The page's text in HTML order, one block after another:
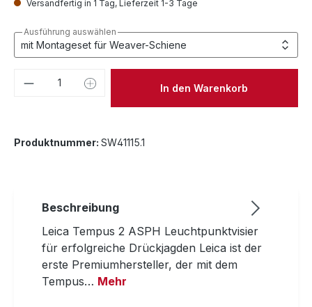
Versandfertig in 1 Tag, Lieferzeit 1-3 Tage
Ausführung auswählen
Produkt Anzahl: Gib denIn den Warenkorb
Produktnummer: SW41115.1
Beschreibung
Leica Tempus 2 ASPH Leuchtpunktvisier
für erfolgreiche Drückjagden Leica ist der
erste Premiumhersteller, der mit dem
Tempus… Mehr